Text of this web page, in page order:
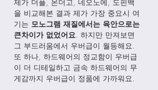
제가 더플, 온더고, 네오노에, 도핀백
을 비교해본 결과 제가 가장 중요시 여
기는 모노그램 재질에서는 육안으로는
큰차이가 없었어요. 하지만 만져보면
그 부드러움에서 우버급이 월등해요.
또 하나, 하드웨어의 정교함이 우버급
이 더 디테일하고 금속 하드웨어의 무
게감까지 우버급이 정품에 가까워요.